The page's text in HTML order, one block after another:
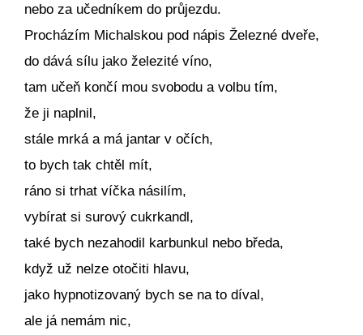
nebo za učedníkem do průjezdu.
Procházím Michalskou pod nápis Železné dveře,
do dává sílu jako železité víno,
tam učeň končí mou svobodu a volbu tím,
že ji naplnil,
stále mrká a má jantar v očích,
to bych tak chtěl mít,
ráno si trhat víčka násilím,
vybírat si surový cukrkandl,
také bych nezahodil karbunkul nebo bředa,
když už nelze otočiti hlavu,
jako hypnotizovaný bych se na to díval,
ale já nemám nic,